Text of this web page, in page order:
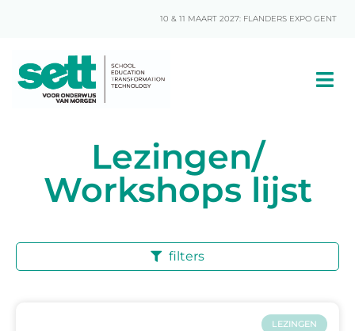
10 & 11 MAART 2027: FLANDERS EXPO GENT
Lezingen/
Workshops lijst
filters
LEZINGEN